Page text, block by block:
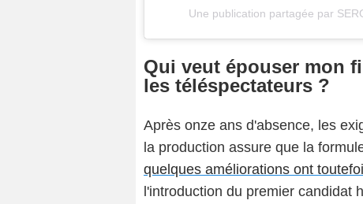
Une publication partagée par
Qui veut épouser mon
les téléspectateurs ?
Après onze ans d'absence, les
la production assure que la
quelques améliorations ont
l'introduction du premier candidat